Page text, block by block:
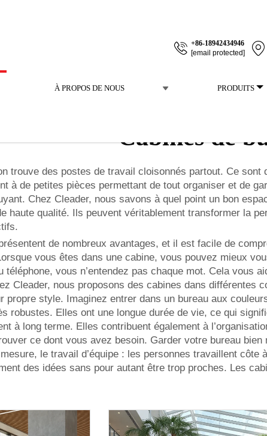
+86-18942434946
[email protected]
À PROPOS DE NOUS PRODUITS
Cabines de
trouve des postes de travail cloisonnés partout. Ce
à de petites pièces permettant de tout organiser et de
Chez Cleader, nous savons à quel point un bon
haute qualité. Ils peuvent véritablement transformer la
de nombreux avantages, et il est facile de
vous êtes dans une cabine, vous pouvez mieux
téléphone, vous n’entendez pas chaque mot. Cela
Cleader, nous proposons des cabines dans différentes
propre style. Imaginez entrer dans un bureau aux
robustes. Elles ont une longue durée de vie, ce qui
à long terme. Elles contribuent également à
ce dont vous avez besoin. Garder votre bureau
le travail d’équipe : les personnes travaillent
des idées sans pour autant être trop proches. Les